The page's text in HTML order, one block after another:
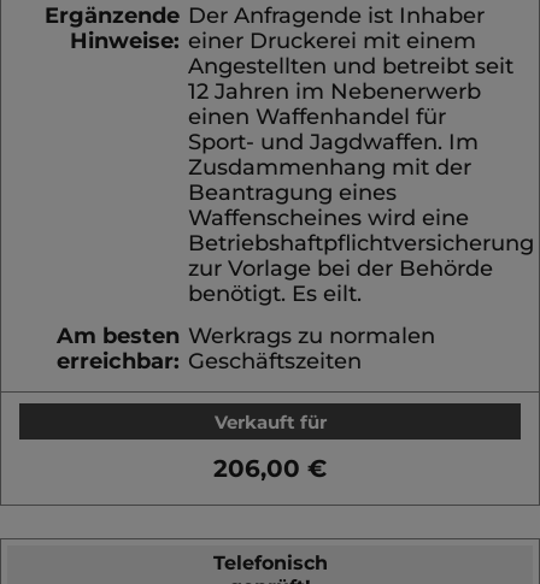
Ergänzende
Hinweise:
Der Anfragende ist Inhaber
einer Druckerei mit einem
Angestellten und betreibt seit
12 Jahren im Nebenerwerb
einen Waffenhandel für
Sport- und Jagdwaffen. Im
Zusdammenhang mit der
Beantragung eines
Waffenscheines wird eine
Betriebshaftpflichtversicherung
zur Vorlage bei der Behörde
benötigt. Es eilt.
Am besten
erreichbar:
Werkrags zu normalen
Geschäftszeiten
Verkauft für
206,00 €
Telefonisch